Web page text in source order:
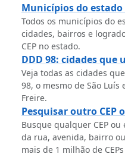
Municípios do
Todos os municípios do
cidades, bairros e
CEP no estado.
DDD 98: cidades que
Veja todas as cidades
98, o mesmo de São
Freire.
Pesquisar outro CEP
Busque qualquer CEP
da rua, avenida, bairro
mais de 1 milhão de